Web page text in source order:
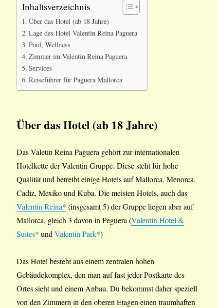
Inhaltsverzeichnis
Über das Hotel (ab 18 Jahre)
Lage des Hotel Valentin Reina Paguera
Pool, Wellness
Zimmer im Valentin Reina Paguera
Services
Reiseführer für Paguera Mallorca
Über das Hotel (ab 18 Jahre)
Das Valetin Reina Paguera gehört zur internationalen
Hotelkette der Valentin Gruppe. Diese steht für hohe
Qualität und betreibt einige Hotels auf Mallorca, Menorca,
Cadiz, Mexiko und Kuba. Die meisten Hotels, auch das
Valentin Reina* (insgesamt 5) der Gruppe liegen aber auf
Mallorca, gleich 3 davon in Peguera (Valentin Hotel &
Suites* undValentin Park*)
Das Hotel besteht aus einem zentralen hohen
Gebäudekomplex, den man auf fast jeder Postkarte des
Ortes sieht und einem Anbau. Du bekommst daher speziell
von den Zimmern in den oberen Etagen einen traumhaften